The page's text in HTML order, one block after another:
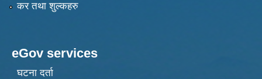
कर तथा शुल्कहरु
eGov services
घटना दर्ता